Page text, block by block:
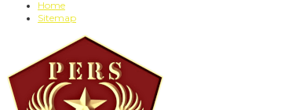
Home
Sitemap